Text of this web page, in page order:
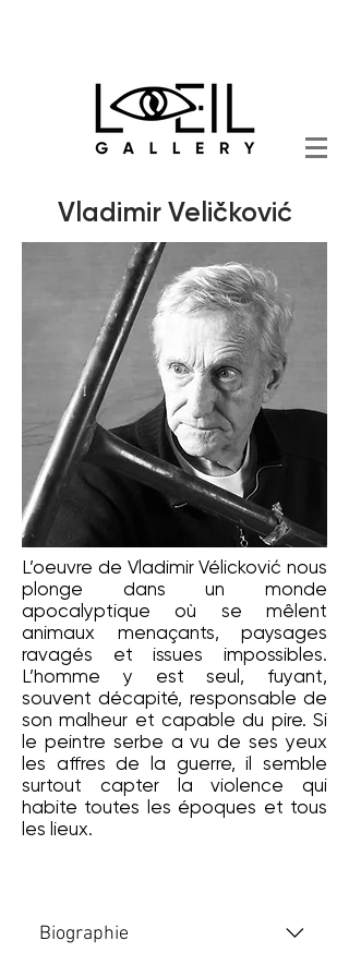
Vladimir Veličković
L’oeuvre de Vladimir Vélicković nous
plonge dans un monde
apocalyptique où se mêlent
animaux menaçants, paysages
ravagés et issues impossibles.
L’homme y est seul, fuyant,
souvent décapité, responsable de
son malheur et capable du pire. Si
le peintre serbe a vu de ses yeux
les affres de la guerre, il semble
surtout capter la violence qui
habite toutes les époques et tous
les lieux.
Biographie